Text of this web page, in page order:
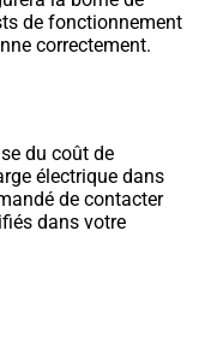
de fonctionnement
correctement.
du coût de
électrique dans
de contacter
dans votre